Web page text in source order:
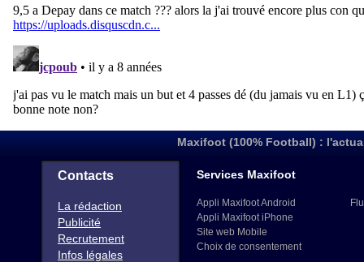
Maxifoot (100% Football) :
Contacts
La rédaction
Publicité
Recrutement
Infos légales
Services Maxifoot
Appli Maxifoot Android
Appli Maxifoot iPhone
Site web Mobile
Choix de consentement